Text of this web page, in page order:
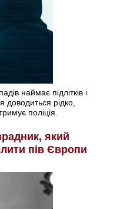
наймає підлітків і
доводиться рідко,
поліція.
який
пів Європи